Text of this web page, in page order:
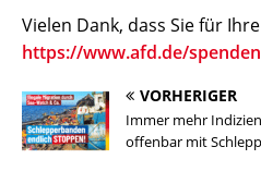
Vielen Dank, dass Sie für
https://www.afd.de/spenden
VORHERIGER
Immer mehr
offenbar mit